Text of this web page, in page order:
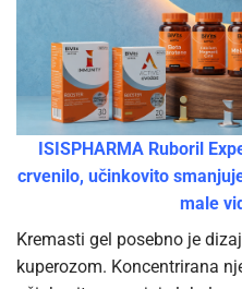
ISISPHARMA Ruboril
crvenilo, učinkovito
male
Kremasti gel posebno je
kuperozom. Koncentrirana